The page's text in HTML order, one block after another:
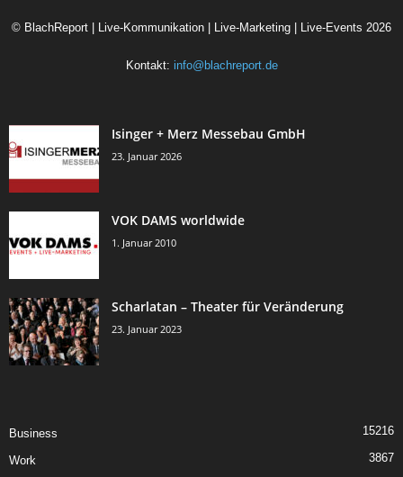
© BlachReport | Live-Kommunikation | Live-Marketing | Live-Events 2026
Kontakt: info@blachreport.de
Isinger + Merz Messebau GmbH
23. Januar 2026
VOK DAMS worldwide
1. Januar 2010
Scharlatan – Theater für Veränderung
23. Januar 2023
Business 15216
Work 3867